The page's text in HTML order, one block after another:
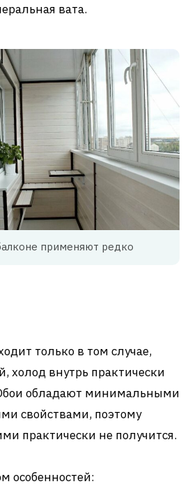
вата.
применяют редко
только в том случае,
холод внутрь практически
обладают минимальными
свойствами, поэтому
практически не получится.
особенностей: